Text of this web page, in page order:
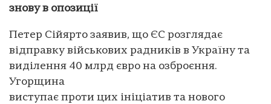
знову в опозиції
Петер Сійярто заявив, що ЄС розглядає
відправку військових радників в Україну та
виділення 40 млрд євро на озброєння.
Угорщина
виступає проти цих ініціатив та нового